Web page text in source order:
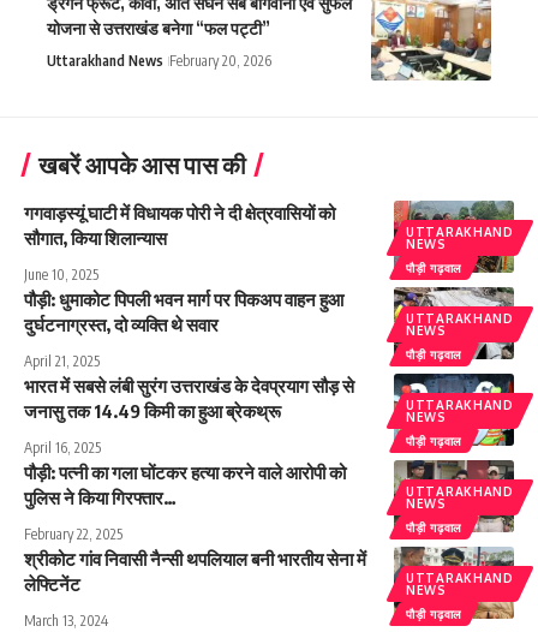
योजना से उत्तराखंड बनेगा “फल पट्टी”
Uttarakhand News February 20, 2026
खबरें आपके आस पास की
UTTARAKHAND
NEWS
पौड़ी गढ़वाल
गगवाड़स्यूं घाटी में विधायक पोरी ने दी क्षेत्रवासियों को
सौगात, किया शिलान्यास
June 10, 2025
UTTARAKHAND
NEWS
पौड़ी गढ़वाल
पौड़ी: धुमाकोट पिपली भवन मार्ग पर पिकअप वाहन हुआ
दुर्घटनाग्रस्त, दो व्यक्ति थे सवार
April 21, 2025
UTTARAKHAND
NEWS
पौड़ी गढ़वाल
भारत में सबसे लंबी सुरंग उत्तराखंड के देवप्रयाग सौड़ से
जनासु तक 14.49 किमी का हुआ ब्रेकथ्रू
April 16, 2025
UTTARAKHAND
NEWS
पौड़ी गढ़वाल
पौड़ी: पत्नी का गला घोंटकर हत्या करने वाले आरोपी को
पुलिस ने किया गिरफ्तार…
February 22, 2025
UTTARAKHAND
NEWS
पौड़ी गढ़वाल
श्रीकोट गांव निवासी नैन्सी थपलियाल बनी भारतीय सेना में
लेफ्टिनेंट
March 13, 2024